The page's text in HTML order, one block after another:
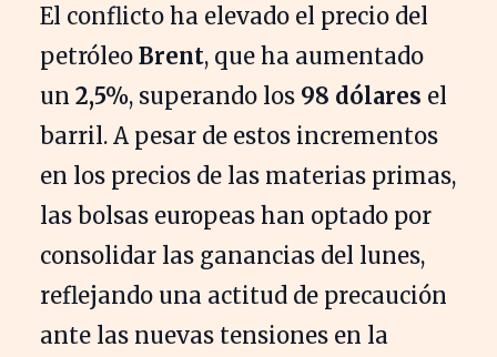
El conflicto ha elevado el precio del
petróleo Brent, que ha aumentado
un 2,5%, superando los 98 dólares el
barril. A pesar de estos incrementos
en los precios de las materias primas,
las bolsas europeas han optado por
consolidar las ganancias del lunes,
reflejando una actitud de precaución
ante las nuevas tensiones en la